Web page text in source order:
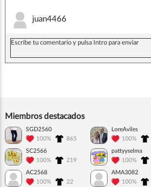
juan4466
Miembros destacados
SGD2560
100%
865
LoreAviles
100%
SC2566
100%
219
pattyyselma
100%
AC2568
100%
22
AMA3082
100%